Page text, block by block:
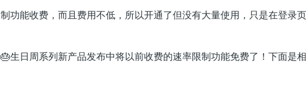
功能收费，而且费用不低，所以开通了但没有大量使用，只是在登录页
生日周系列新产品发布中将以前收费的速率限制功能免费了！下面是相